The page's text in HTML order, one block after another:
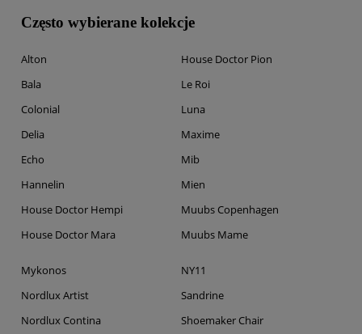
Często wybierane kolekcje
Alton
Bala
Colonial
Delia
Echo
Hannelin
House Doctor Hempi
House Doctor Mara
House Doctor Pion
Le Roi
Luna
Maxime
Mib
Mien
Muubs Copenhagen
Muubs Mame
Mykonos
Nordlux Artist
Nordlux Contina
NY11
Sandrine
Shoemaker Chair